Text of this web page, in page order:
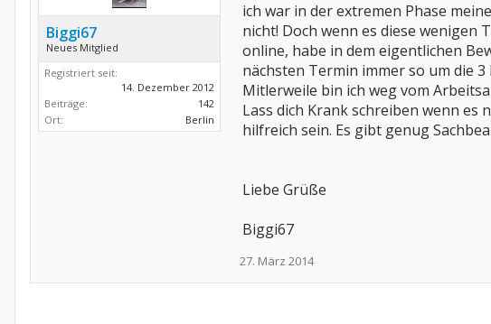
Biggi67
Neues Mitglied
Registriert seit:
14. Dezember 2012
Beiträge:
142
Ort:
Berlin
ich war in der extremen Phase
nicht! Doch wenn es diese wenigen
online, habe in dem eigentlichen
nächsten Termin immer so um die
Mitlerweile bin ich weg vom
Lass dich Krank schreiben wenn
hilfreich sein. Es gibt genug
Liebe Grüße
Biggi67
27. März 2014